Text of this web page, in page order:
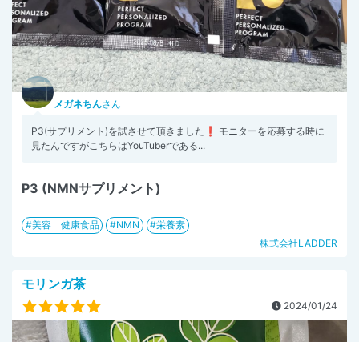
メガネちんさん
P3(サプリメント)を試させて頂きました❗ モニターを応募する時に
見たんですがこちらはYouTuberである...
P3 (NMNサプリメント)
美容 健康食品 NMN
栄養素
株式会社LADDER
モリンガ茶
2024/01/24